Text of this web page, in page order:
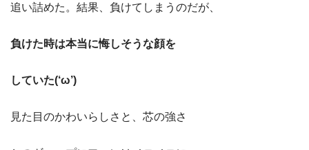
追い詰めた。結果、負けてしまうのだが、
負けた時は本当に悔しそうな顔を
していた(‘ω’)
見た目のかわいらしさと、芯の強さ